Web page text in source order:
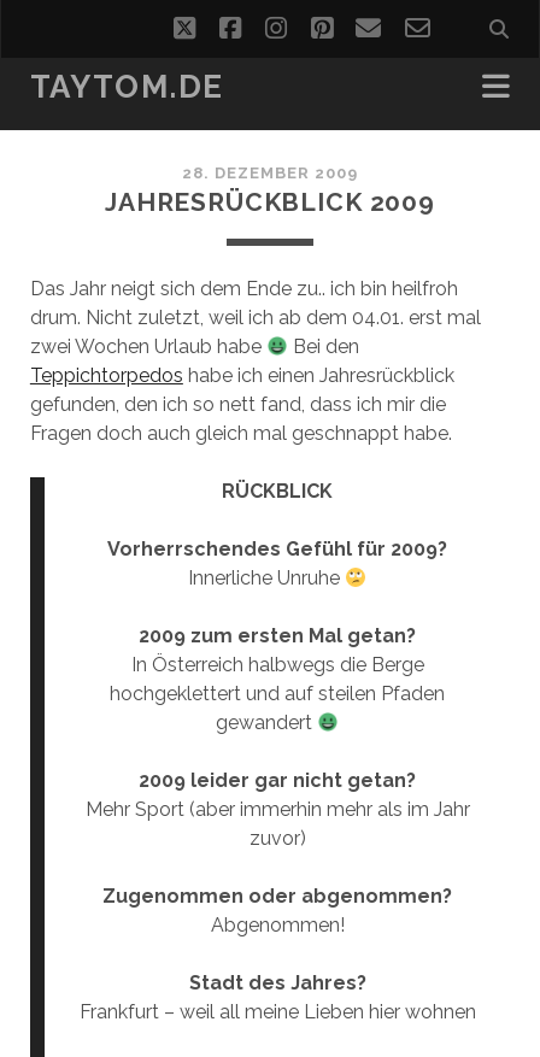
twitterfacebookinstagram
pinterest
emailemail-
form
TAYTOM.DE
28. DEZEMBER 2009
JAHRESRÜCKBLICK 2009
Das Jahr neigt sich dem Ende zu.. ich bin heilfroh
drum. Nicht zuletzt, weil ich ab dem 04.01. erst mal
zwei Wochen Urlaub habe
Bei den
Teppichtorpedos habe ich einen Jahresrückblick
gefunden, den ich so nett fand, dass ich mir die
Fragen doch auch gleich mal geschnappt habe.
RÜCKBLICK
Vorherrschendes Gefühl für 2009?
Innerliche Unruhe
2009 zum ersten Mal getan?
In Österreich halbwegs die Berge
hochgeklettert und auf steilen Pfaden
gewandert
2009 leider gar nicht getan?
Mehr Sport (aber immerhin mehr als im Jahr
zuvor)
Zugenommen oder abgenommen?
Abgenommen!
Stadt des Jahres?
Frankfurt – weil all meine Lieben hier wohnen